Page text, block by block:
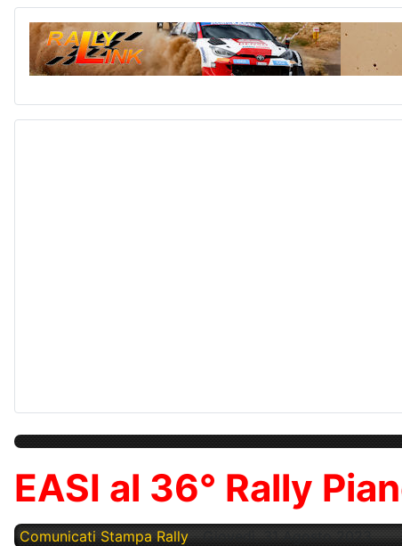
EASI al 36° Rally
Comunicati Stampa Rally Giovedì, 31 Agosto 2023